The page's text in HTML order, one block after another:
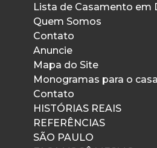
Lista de Casamento em
Quem Somos
Contato
Anuncie
Mapa do Site
Monogramas para o
Contato
HISTÓRIAS REAIS
REFERÊNCIAS
SÃO PAULO